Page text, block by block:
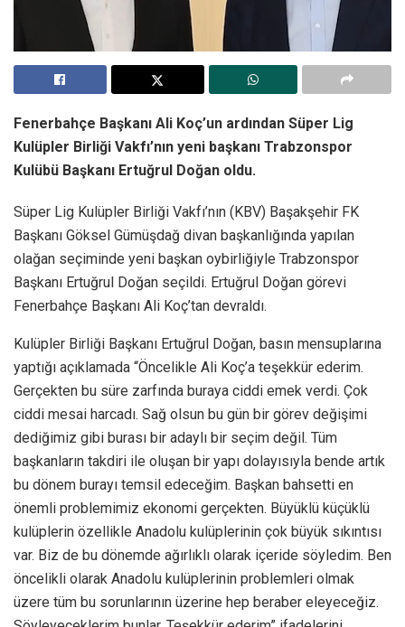
Fenerbahçe Başkanı Ali Koç’un ardından Süper Lig
Kulüpler Birliği Vakfı’nın yeni başkanı Trabzonspor
Kulübü Başkanı Ertuğrul Doğan oldu.
Süper Lig Kulüpler Birliği Vakfı’nın (KBV) Başakşehir FK
Başkanı Göksel Gümüşdağ divan başkanlığında yapılan
olağan seçiminde yeni başkan oybirliğiyle Trabzonspor
Başkanı Ertuğrul Doğan seçildi. Ertuğrul Doğan görevi
Fenerbahçe Başkanı Ali Koç’tan devraldı.
Kulüpler Birliği Başkanı Ertuğrul Doğan, basın mensuplarına
yaptığı açıklamada “Öncelikle Ali Koç’a teşekkür ederim.
Gerçekten bu süre zarfında buraya ciddi emek verdi. Çok
ciddi mesai harcadı. Sağ olsun bu gün bir görev değişimi
dediğimiz gibi burası bir adaylı bir seçim değil. Tüm
başkanların takdiri ile oluşan bir yapı dolayısıyla bende artık
bu dönem burayı temsil edeceğim. Başkan bahsetti en
önemli problemimiz ekonomi gerçekten. Büyüklü küçüklü
kulüplerin özellikle Anadolu kulüplerinin çok büyük sıkıntısı
var. Biz de bu dönemde ağırlıklı olarak içeride söyledim. Ben
öncelikli olarak Anadolu kulüplerinin problemleri olmak
üzere tüm bu sorunlarının üzerine hep beraber eleyeceğiz.